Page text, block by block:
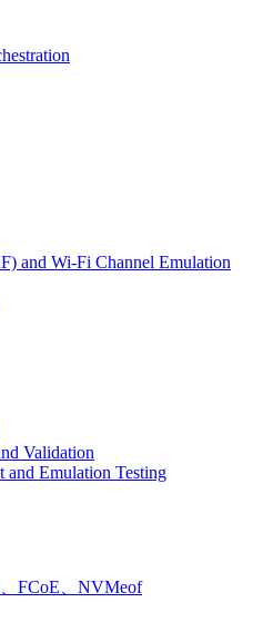
and Wi-Fi Channel Emulation
Validation
and Emulation Testing
FCoE、NVMeof